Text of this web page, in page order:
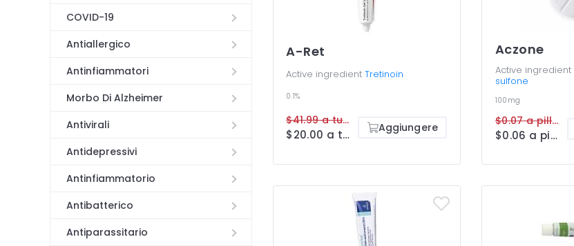
COVID-19
Antiallergico
Antinfiammatori
Morbo Di Alzheimer
Antivirali
Antidepressivi
Antinfiammatorio
Antibatterico
Antiparassitario
A-Ret
Active ingredient Tretinoin
0.1%
$41.99 a tube
$20.00 a tube Aggiungere
Aczone
Active ingredient
sulfone
100mg
$0.07 a pillola
$0.06 a pillola